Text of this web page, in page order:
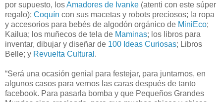
por supuesto, losAmadores de Ivanke (atenti con este súper
regalo); Coquín con sus macetas y robots preciosos; la ropa
y accesorios para bebés de algodón orgánico de MiniEco;
Kailua; los muñecos de tela de Maminas; los libros para
inventar, dibujar y diseñar de 100 Ideas Curiosas; Libros
Belle; y Revuelta Cultural .
“Será una ocasión genial para festejar, para juntarnos, en
algunos casos para vernos las caras después de tanto
facebook. Para pasarla bomba y que Pequeños Grandes